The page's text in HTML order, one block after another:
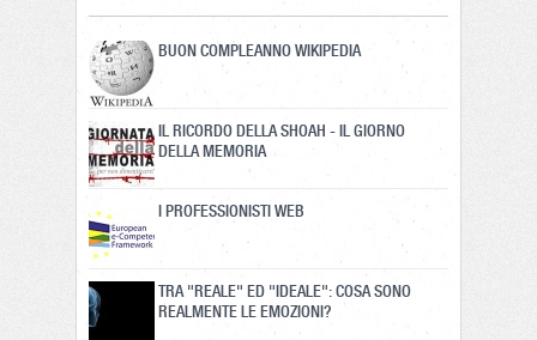
BUON COMPLEANNO WIKIPEDIA
IL RICORDO DELLA SHOAH - IL GIORNO
DELLA MEMORIA
I PROFESSIONISTI WEB
TRA "REALE" ED "IDEALE": COSA SONO
REALMENTE LE EMOZIONI?